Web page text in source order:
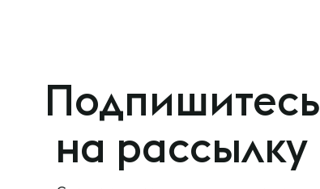
Подпишитесь
на рассылку